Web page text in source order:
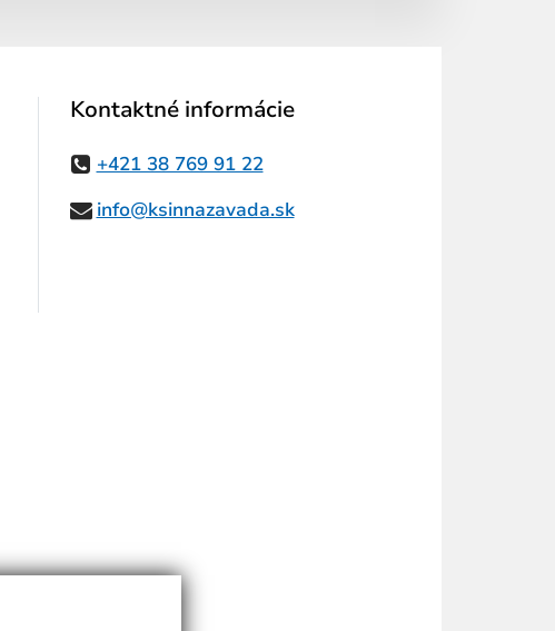
Kontaktné informácie
+421 38 769 91 22
info@ksinnazavada.sk